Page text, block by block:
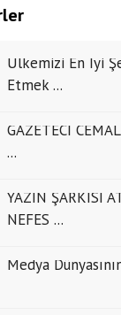
Ülkemizi En İyi
Etmek ...
GAZETECİ
...
YAZIN ŞARKISI
NEFES ...
Medya